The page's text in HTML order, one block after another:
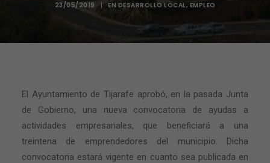
23/05/2019 | EN DESARROLLO LOCAL, EMPLEO
El Ayuntamiento de Tijarafe aprobó, en la pasada Junta
de Gobierno, una nueva convocatoria de ayudas a
actividades empresariales, que beneficiará a una
treintena de emprendedores del municipio. Dicha
convocatoria estará vigente en cuanto sea publicada en